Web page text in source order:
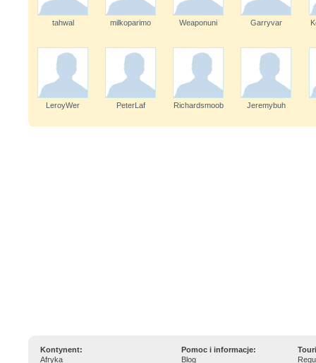
tahwal milkoparimo Weaponuni Garryvar
LeroyWer PeterLaf Richardsmoob Jeremybuh
Kontynent: Pomoc i informacje:
Afryka
Blog